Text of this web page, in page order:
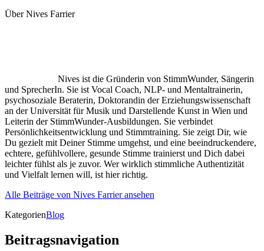
Über Nives Farrier
Nives ist die Gründerin von StimmWunder, Sängerin
und SprecherIn. Sie ist Vocal Coach, NLP- und Mentaltrainerin,
psychosoziale Beraterin, Doktorandin der Erziehungswissenschaft
an der Universität für Musik und Darstellende Kunst in Wien und
Leiterin der StimmWunder-Ausbildungen. Sie verbindet
Persönlichkeitsentwicklung und Stimmtraining. Sie zeigt Dir, wie
Du gezielt mit Deiner Stimme umgehst, und eine beeindruckendere,
echtere, gefühlvollere, gesunde Stimme trainierst und Dich dabei
leichter fühlst als je zuvor. Wer wirklich stimmliche Authentizität
und Vielfalt lernen will, ist hier richtig.
Alle Beiträge von Nives Farrier ansehen
KategorienBlog
Beitragsnavigation